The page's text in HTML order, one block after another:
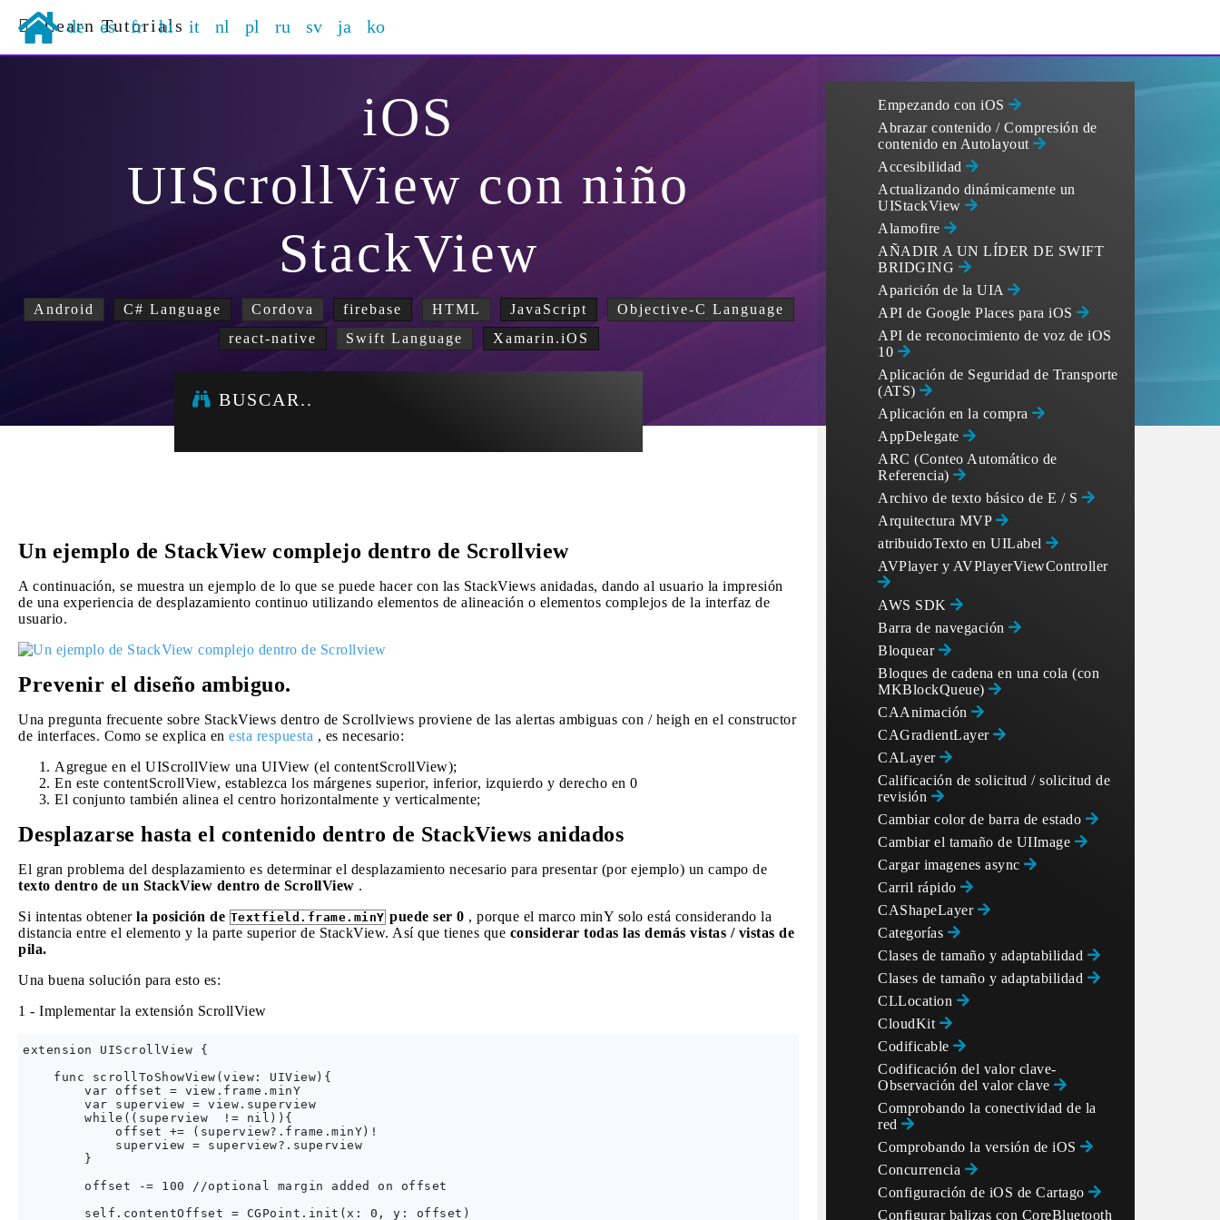
Learn Tutorials
de es fr hi it nl pl ru sv ja ko
iOS
UIScrollView con niño
StackView
Android C# Language Cordova firebase HTML JavaScript
Objective-C Language
react-native
Swift Language Xamarin.iOS
BUSCAR..
Un ejemplo de StackView complejo dentro de Scrollview
A continuación, se muestra un ejemplo de lo que se puede hacer con las StackViews anidadas, dando al usuario la impresión
de una experiencia de desplazamiento continuo utilizando elementos de alineación o elementos complejos de la interfaz de
usuario.
Prevenir el diseño ambiguo.
Una pregunta frecuente sobre StackViews dentro de Scrollviews proviene de las alertas ambiguas con / heigh en el constructor
de interfaces. Como se explica en esta respuesta , es necesario:
Agregue en el UIScrollView una UIView (el contentScrollView);
En este contentScrollView, establezca los márgenes superior, inferior, izquierdo y derecho en 0
El conjunto también alinea el centro horizontalmente y verticalmente;
Desplazarse hasta el contenido dentro de StackViews anidados
El gran problema del desplazamiento es determinar el desplazamiento necesario para presentar (por ejemplo) un campo de
texto dentro de un StackView dentro de ScrollView .
Si intentas obtener la posición de Textfield.frame.minY puede ser 0 , porque el marco minY solo está considerando la
distancia entre el elemento y la parte superior de StackView. Así que tienes que considerar todas las demás vistas / vistas de
pila.
Una buena solución para esto es:
1 - Implementar la extensión ScrollView
extension UIScrollView {
    func scrollToShowView(view: UIView){
        var offset = view.frame.minY
        var superview = view.superview
        while((superview  != nil)){
            offset += (superview?.frame.minY)!
            superview = superview?.superview
        }
        offset -= 100 //optional margin added on offset
        self.contentOffset = CGPoint.init(x: 0, y: offset)
Empezando con iOS
Abrazar contenido / Compresión de
contenido en Autolayout
Accesibilidad
Actualizando dinámicamente un
UIStackView
Alamofire
AÑADIR A UN LÍDER DE SWIFT
BRIDGING
Aparición de la UIA
API de Google Places para iOS
API de reconocimiento de voz de iOS
10
Aplicación de Seguridad de Transporte
(ATS)
Aplicación en la compra
AppDelegate
ARC (Conteo Automático de
Referencia)
Archivo de texto básico de E / S
Arquitectura MVP
atribuidoTexto en UILabel
AVPlayer y AVPlayerViewController
AWS SDK
Barra de navegación
Bloquear
Bloques de cadena en una cola (con
MKBlockQueue)
CAAnimación
CAGradientLayer
CALayer
Calificación de solicitud / solicitud de
revisión
Cambiar color de barra de estado
Cambiar el tamaño de UIImage
Cargar imagenes async
Carril rápido
CAShapeLayer
Categorías
Clases de tamaño y adaptabilidad
Clases de tamaño y adaptabilidad
CLLocation
CloudKit
Codificable
Codificación del valor clave-
Observación del valor clave
Comprobando la conectividad de la
red
Comprobando la versión de iOS
Concurrencia
Configuración de iOS de Cartago
Configurar balizas con CoreBluetooth